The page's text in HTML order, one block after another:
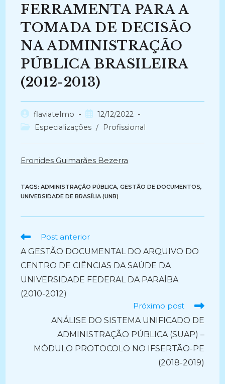
FERRAMENTA PARA A
TOMADA DE DECISÃO
NA ADMINISTRAÇÃO
PÚBLICA BRASILEIRA
(2012-2013)
Autor
do
flaviatelmo
Post
publicado:
12/12/2022
Categoria
Especializações / Profissional
Eronides Guimarães Bezerra
TAGS:ADMINISTRAÇÃO PÚBLICA, GESTÃO DE DOCUMENTOS,
UNIVERSIDADE DE BRASÍLIA (UNB)
Ler
artigos
Post anterior
A GESTÃO DOCUMENTAL DO ARQUIVO DO
CENTRO DE CIÊNCIAS DA SAÚDE DA
UNIVERSIDADE FEDERAL DA PARAÍBA
(2010-2012)
Próximo post
ANÁLISE DO SISTEMA UNIFICADO DE
ADMINISTRAÇÃO PÚBLICA (SUAP) –
MÓDULO PROTOCOLO NO IFSERTÃO-PE
(2018-2019)